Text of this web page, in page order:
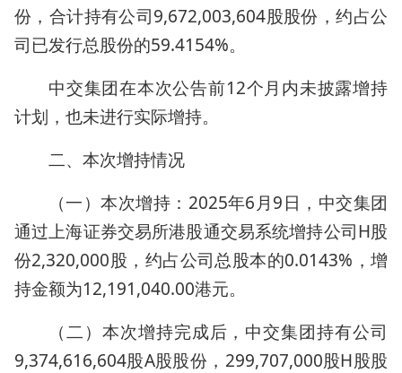
份，合计持有公司9,672,003,604股股份，约占公
司已发行总股份的59.4154%。
中交集团在本次公告前12个月内未披露增持
计划，也未进行实际增持。
二、本次增持情况
（一）本次增持：2025年6月9日，中交集团
通过上海证券交易所港股通交易系统增持公司H股
份2,320,000股，约占公司总股本的0.0143%，增
持金额为12,191,040.00港元。
（二）本次增持完成后，中交集团持有公司
9,374,616,604股A股股份，299,707,000股H股股